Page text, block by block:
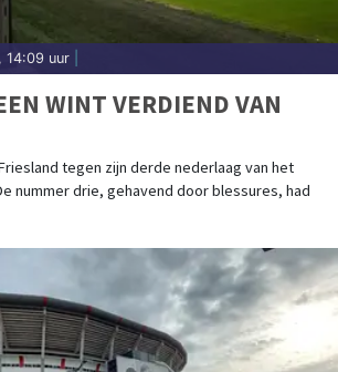
14:09 uur
WINT VERDIEND VAN
Friesland tegen zijn derde nederlaag van het
nummer drie, gehavend door blessures, had